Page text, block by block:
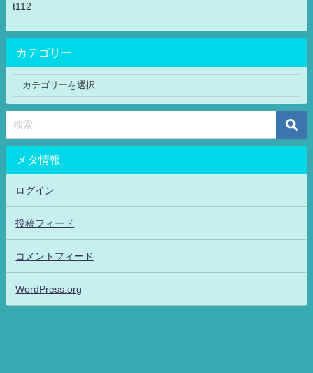
t112
カテゴリー
メタ情報
ログイン
投稿フィード
コメントフィード
WordPress.org